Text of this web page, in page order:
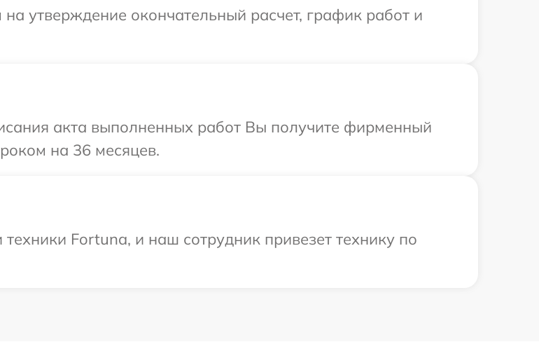
утверждение окончательный расчет, график работ и
акта выполненных работ Вы получите фирменный
на 36 месяцев.
Fortuna, и наш сотрудник привезет технику по